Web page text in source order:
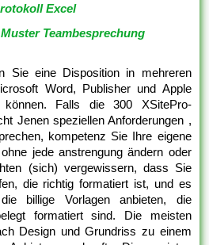
Excel
Teambesprechung
Sie eine Disposition in mehreren
Word, Publisher und Apple
Falls die 300 XSitePro-
Jenen speziellen Anforderungen ,
kompetenz Sie Ihre eigene
jede anstrengung ändern oder
(sich) vergewissern, dass Sie
die richtig formatiert ist, und es
billige Vorlagen anbieten, die
formatiert sind. Die meisten
Design und Grundriss zu einem